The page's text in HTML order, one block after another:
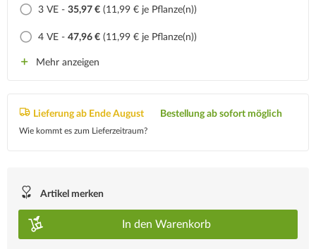
3 VE - 35,97 € (11,99 € je Pflanze(n))
4 VE - 47,96 € (11,99 € je Pflanze(n))
Mehr anzeigen
Lieferung ab Ende August
Wie kommt es zum Lieferzeitraum?
Bestellung ab sofort möglich
Artikel merken
In den Warenkorb